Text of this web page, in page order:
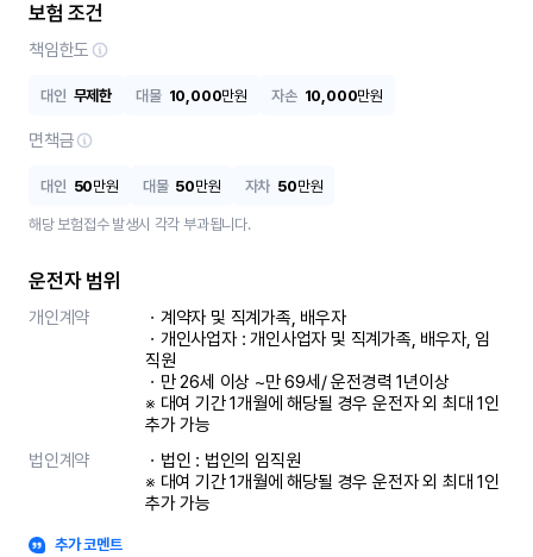
보험 조건
책임한도
대인 무제한 대물 10,000만원 자손 10,000만원
면책금
대인 50만원 대물 50만원 자차 50만원
해당 보험접수 발생시 각각 부과됩니다.
운전자 범위
개인계약
ㆍ계약자 및 직계가족, 배우자
ㆍ개인사업자 : 개인사업자 및 직계가족, 배우자, 임
직원
ㆍ만 26세 이상 ~만 69세/ 운전경력 1년이상
※ 대여 기간 1개월에 해당될 경우 운전자 외 최대 1인
추가 가능
법인계약
ㆍ법인 : 법인의 임직원
※ 대여 기간 1개월에 해당될 경우 운전자 외 최대 1인
추가 가능
추가 코멘트